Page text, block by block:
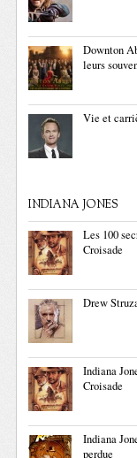
Downton
leurs
Vie et
INDIANA JONES
Les 100
Croisade
Drew
Indiana
Croisade
Indiana
perdue